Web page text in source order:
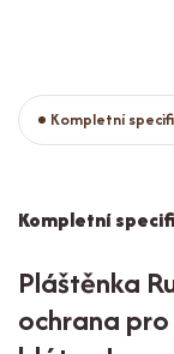
Kompletní
Kompletní
Pláštěnka
ochrana